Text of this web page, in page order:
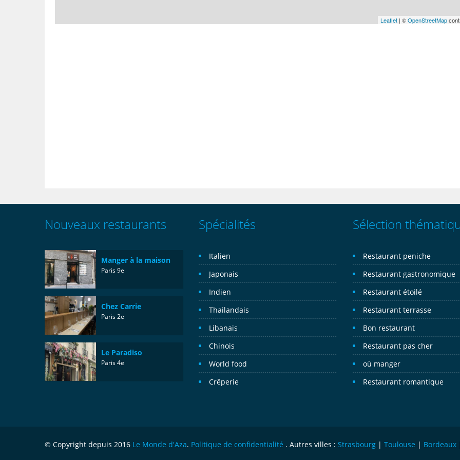
Leaflet | ©OpenStreetMap
Nouveaux restaurants
Manger à la maison
Paris 9e
Chez Carrie
Paris 2e
Le Paradiso
Paris 4e
Spécialités
Italien
Japonais
Indien
Thailandais
Libanais
Chinois
World food
Crêperie
Sélection
Restaurant peniche
Restaurant gastronomique
Restaurant étoilé
Restaurant terrasse
Bon restaurant
Restaurant pas cher
où manger
Restaurant romantique
© Copyright depuis 2016 Le Monde d'Aza. Politique de confidentialité . Autres villes : Strasbourg | Toulouse | Bordeaux